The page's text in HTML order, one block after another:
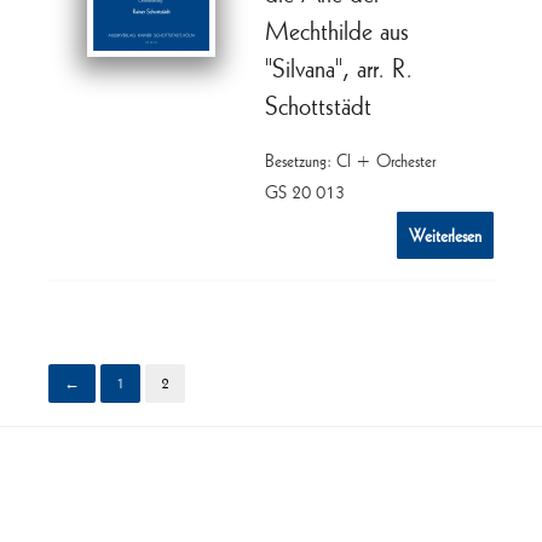
Mechthilde aus
"Silvana", arr. R.
Schottstädt
Besetzung: Cl + Orchester
GS 20 013
Weiterlesen
← 1 2